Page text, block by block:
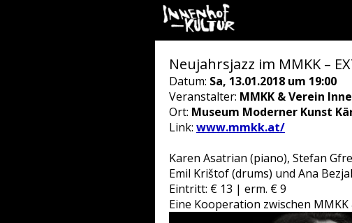
Neujahrsjazz im MMKK –
Datum: Sa, 13.01.2018 um 19:00
Veranstalter: MMKK & Verein
Ort: Museum Moderner Kunst
Link: www.mmkk.at/
Karen Asatrian (piano), Stefan
Emil Krištof (drums) und Ana
Eintritt: € 13 | erm. € 9
Eine Kooperation zwischen